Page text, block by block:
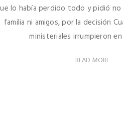
lo había perdido todo y pidió no
familia ni amigos, por la decisión
ministeriales irrumpieron en
READ MORE